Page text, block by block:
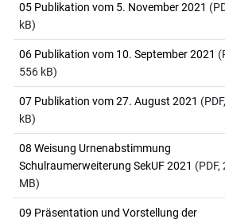
05 Publikation vom 5. November 2021
kB)
06 Publikation vom 10. September 2021
556 kB)
07 Publikation vom 27. August 2021
kB)
08 Weisung Urnenabstimmung
Schulraumerweiterung SekUF 2021 (PDF,
MB)
09 Präsentation und Vorstellung der